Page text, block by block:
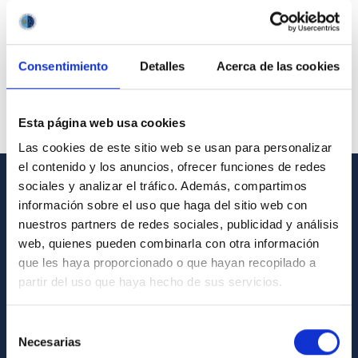
Consentimiento Detalles Acerca de las cookies
Esta página web usa cookies
Las cookies de este sitio web se usan para personalizar
el contenido y los anuncios, ofrecer funciones de redes
sociales y analizar el tráfico. Además, compartimos
información sobre el uso que haga del sitio web con
nuestros partners de redes sociales, publicidad y análisis
web, quienes pueden combinarla con otra información
que les haya proporcionado o que hayan recopilado a
partir del uso que haya hecho de sus servicios.
Necesarias
GENERAL INFORMATION
How to get to the IAC
List of personnel
General register